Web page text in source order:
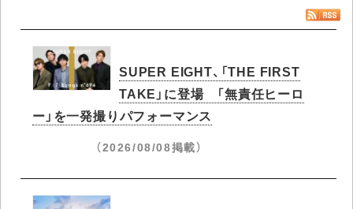
SUPER EIGHT、「THE FIRST
TAKE」に登場 「無責任ヒーロ
ー」を一発撮りパフォーマンス
（2026/08/08掲載）